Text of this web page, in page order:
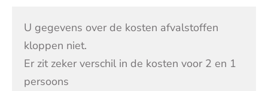
U gegevens over de kosten afvalstoffen
kloppen niet.
Er zit zeker verschil in de kosten voor 2 en 1
persoons